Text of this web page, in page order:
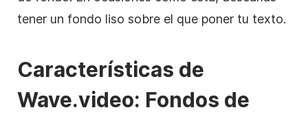
tener un fondo liso sobre el que poner tu texto.
Características de
Wave.video: Fondos de